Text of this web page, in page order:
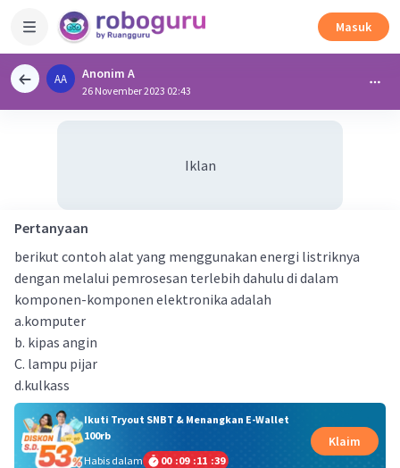
Masuk
AA Anonim A
26 November 2023 02:43
Iklan
Pertanyaan
berikut contoh alat yang menggunakan energi listriknya
dengan melalui pemrosesan terlebih dahulu di dalam
komponen-komponen elektronika adalah
a.komputer
b. kipas angin
C. lampu pijar
d.kulkass
Ikuti Tryout SNBT & Menangkan E-Wallet
100rb
Habis dalam
00 :09 :11 :38
Klaim